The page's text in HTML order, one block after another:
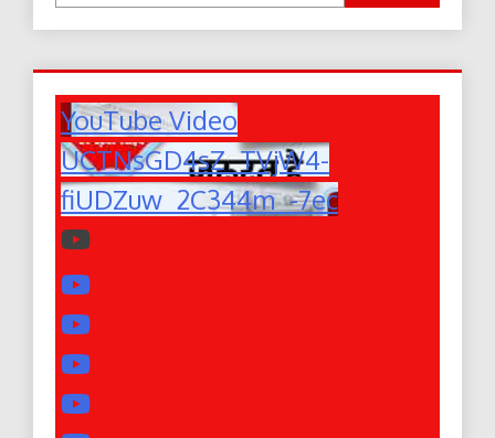
YouTube Video
UCTNsGD4sZ_TVjW4-
fiUDZuw_2C344m_-7ec